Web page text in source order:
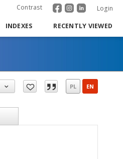
Contrast Login
INDEXES RECENTLY VIEWED
PL EN